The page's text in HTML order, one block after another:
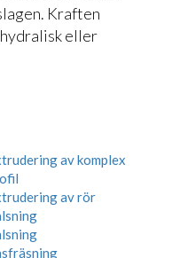
Kraften
eller
av komplex
av rör